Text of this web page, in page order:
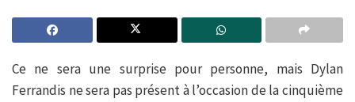
Ce ne sera une surprise pour personne, mais Dylan
Ferrandis ne sera pas présent à l’occasion de la cinquième